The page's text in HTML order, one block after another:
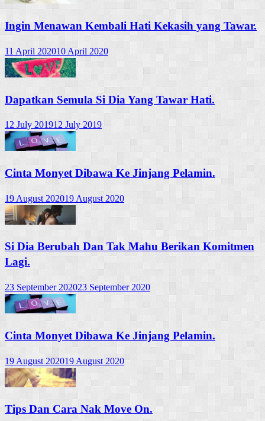
Ingin Menawan Kembali Hati Kekasih yang Tawar.
11 April 202010 April 2020
Dapatkan Semula Si Dia Yang Tawar Hati.
12 July 201912 July 2019
Cinta Monyet Dibawa Ke Jinjang Pelamin.
19 August 202019 August 2020
Si Dia Berubah Dan Tak Mahu Berikan Komitmen
Lagi.
23 September 202023 September 2020
Cinta Monyet Dibawa Ke Jinjang Pelamin.
19 August 202019 August 2020
Tips Dan Cara Nak Move On.